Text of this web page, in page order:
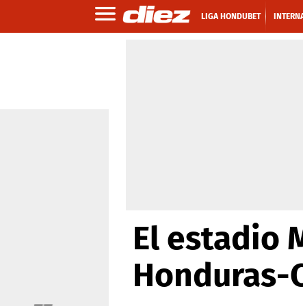
LIGA HONDUBET
El estadio
Honduras-